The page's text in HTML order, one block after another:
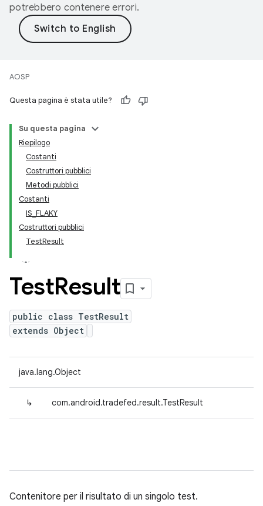
potrebbero contenere errori.
AOSP
Questa pagina è stata utile?
Su questa pagina
Riepilogo
Costanti
Costruttori pubblici
Metodi pubblici
Costanti
IS_FLAKY
Costruttori pubblici
TestResult
TestResult
public class TestResult
extends Object
java.lang.Object
↳ com.android.tradefed.result.TestResult
Contenitore per il risultato di un singolo test.